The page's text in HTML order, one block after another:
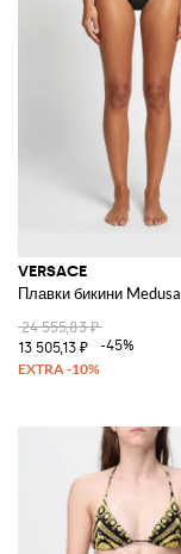
VERSACE
Плавки бикини Medusa
24 555,83 ₽
13 505,13 ₽
-45%